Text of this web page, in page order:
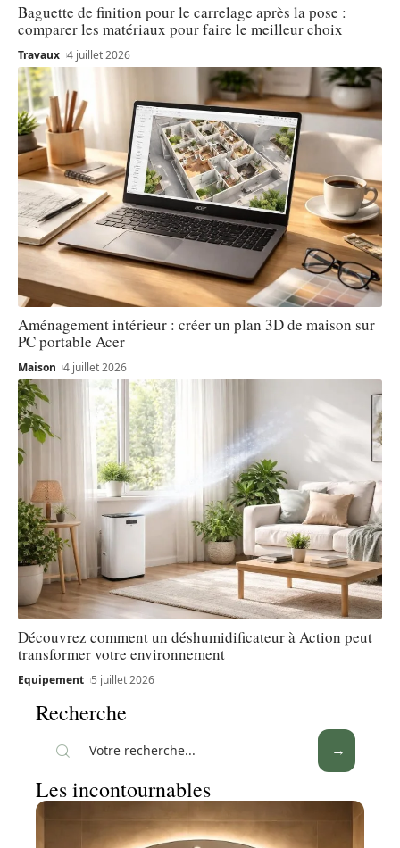
Baguette de finition pour le carrelage après la pose :
comparer les matériaux pour faire le meilleur choix
Travaux 4 juillet 2026
Aménagement intérieur : créer un plan 3D de maison sur
PC portable Acer
Maison 4 juillet 2026
Découvrez comment un déshumidificateur à Action peut
transformer votre environnement
Equipement 5 juillet 2026
Recherche
Les incontournables